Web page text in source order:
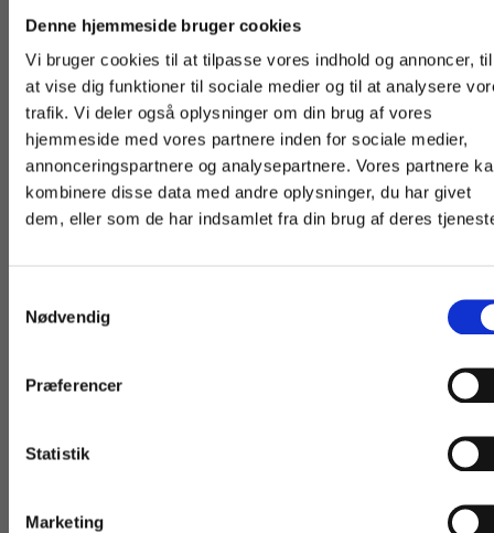
Denne hjemmeside bruger cookies
Vi bruger cookies til at tilpasse vores indhold og annoncer, til
at vise dig funktioner til sociale medier og til at analysere
trafik. Vi deler også oplysninger om din brug af vores
hjemmeside med vores partnere inden for sociale medier,
annonceringspartnere og analysepartnere. Vores partnere
kombinere disse data med andre oplysninger, du har givet
dem, eller som de har indsamlet fra din brug af deres
Nødvendig
Præferencer
Statistik
Marketing
hvad der forventes af dem. Derudover skal siderne
faste vendinger og derigennem styrke den enkelte
elevs kommunikative kompetencer. Der henvises
løbende til disse sider i materialet.
Andre har også købt
Fortsæt som:
For privatkunder og
studerende. Du får
vist priser inkl.
For institutioner og
virksomheder. Du
får vist priser ekskl.